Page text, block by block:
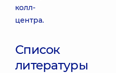
колл-
центра.
Список
литературы